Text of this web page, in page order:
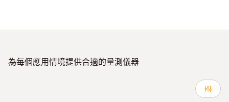
為每個應用情境提供合適的量測儀器